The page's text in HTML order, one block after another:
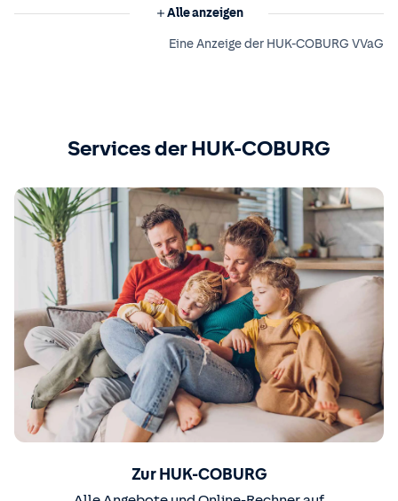
Alle anzeigen
Eine Anzeige der HUK-COBURG VVaG
Services der HUK-COBURG
Zur HUK-COBURG